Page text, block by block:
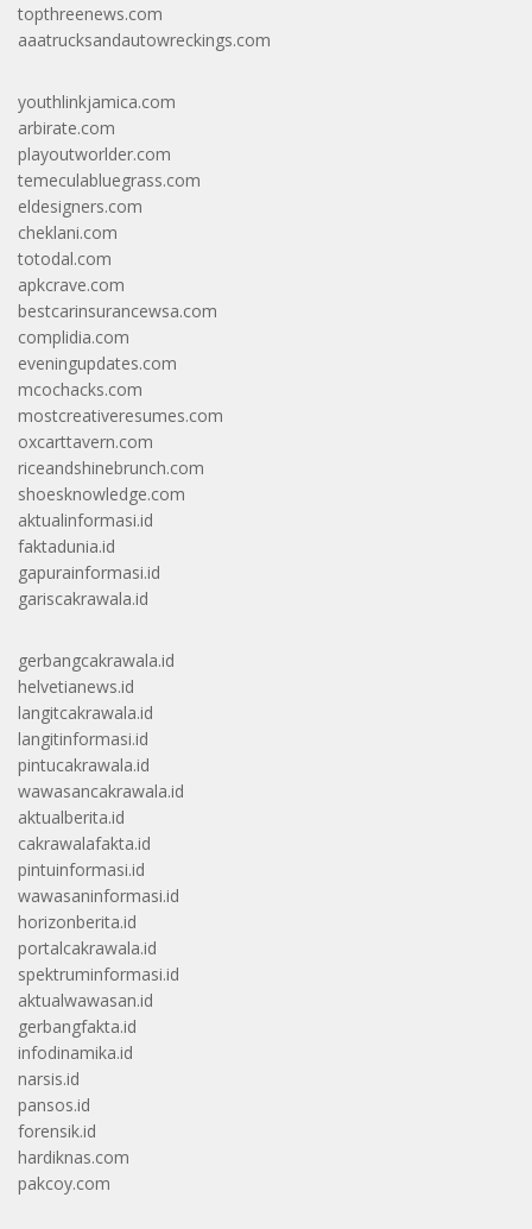
topthreenews.com
aaatrucksandautowreckings.com
youthlinkjamica.com
arbirate.com
playoutworlder.com
temeculabluegrass.com
eldesigners.com
cheklani.com
totodal.com
apkcrave.com
bestcarinsurancewsa.com
complidia.com
eveningupdates.com
mcochacks.com
mostcreativeresumes.com
oxcarttavern.com
riceandshinebrunch.com
shoesknowledge.com
aktualinformasi.id
faktadunia.id
gapurainformasi.id
gariscakrawala.id
gerbangcakrawala.id
helvetianews.id
langitcakrawala.id
langitinformasi.id
pintucakrawala.id
wawasancakrawala.id
aktualberita.id
cakrawalafakta.id
pintuinformasi.id
wawasaninformasi.id
horizonberita.id
portalcakrawala.id
spektruminformasi.id
aktualwawasan.id
gerbangfakta.id
infodinamika.id
narsis.id
pansos.id
forensik.id
hardiknas.com
pakcoy.com